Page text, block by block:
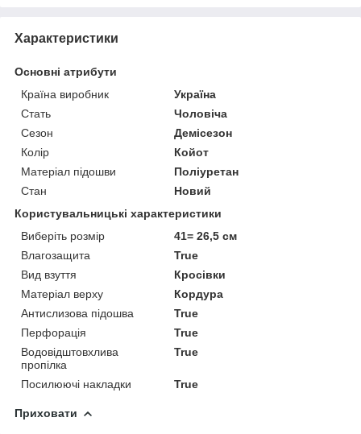
Характеристики
Основні атрибути
Країна виробник
Україна
Стать
Чоловіча
Сезон
Демісезон
Колір
Койот
Матеріал підошви
Поліуретан
Стан
Новий
Користувальницькі характеристики
Виберіть розмір
41= 26,5 см
Влагозащита
True
Вид взуття
Кросівки
Матеріал верху
Кордура
Антислизова підошва
True
Перфорація
True
Водовідштовхлива
пропілка
True
Посилюючі накладки True
Приховати